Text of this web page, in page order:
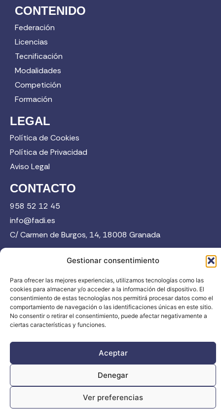
Gestionar consentimiento
Para ofrecer las mejores experiencias, utilizamos tecnologías como las
cookies para almacenar y/o acceder a la información del dispositivo. El
consentimiento de estas tecnologías nos permitirá procesar datos como el
comportamiento de navegación o las identificaciones únicas en este sitio.
No consentir o retirar el consentimiento, puede afectar negativamente a
ciertas características y funciones.
Aceptar
Denegar
Ver preferencias
CONTENIDO
Federación
Licencias
Tecnificación
Modalidades
Competición
Formación
LEGAL
Política de Cookies
Política de Privacidad
Aviso Legal
CONTACTO
958 52 12 45
info@fadi.es
C/ Carmen de Burgos, 14, 18008 Granada
Todos los derechos reservados